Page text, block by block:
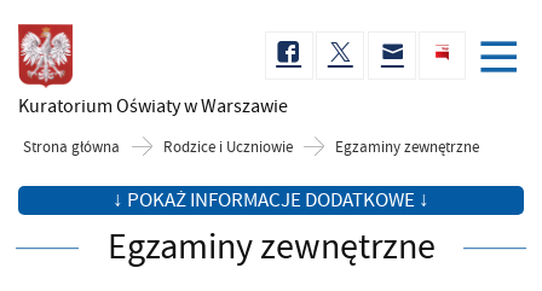
Kuratorium Oświatyw Warszawie
Strona główna Rodzice i Uczniowie Egzaminy zewnętrzne
↓ POKAŻ INFORMACJE DODATKOWE ↓
Egzaminy zewnętrzne